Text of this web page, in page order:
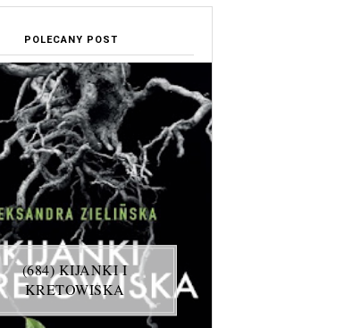
POLECANY POST
(684) KIJANKI I
KRETOWISKA